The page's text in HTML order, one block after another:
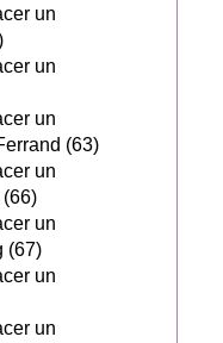
un
un
un
(63)
un
un
(67)
un
un